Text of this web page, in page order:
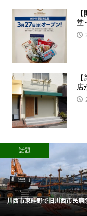
堂
店
話題
川西市東畦野で旧川西市民病